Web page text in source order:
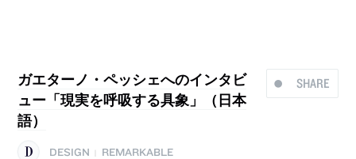
SHARE
ガエターノ・ペッシェへのインタビ
ュー「現実を呼吸する具象」（日本
語）
DESIGN
REMARKABLE